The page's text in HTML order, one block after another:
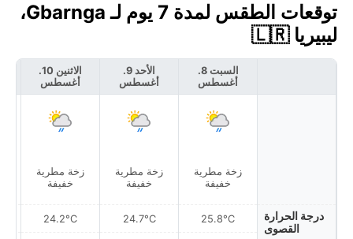
توقعات الطقس لمدة 7 يوم لـ Gbarnga،
ليبيريا 🇱🇷
درجة الحرارة
القصوى
السبت 8.
أغسطس
زخة مطرية
خفيفة
25.8°C
الأحد 9.
أغسطس
زخة مطرية
خفيفة
24.7°C
الاثنين 10.
أغسطس
زخة مطرية
خفيفة
24.2°C